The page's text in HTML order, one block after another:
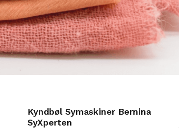
Kyndbøl Symaskiner Bernina
SyXperten